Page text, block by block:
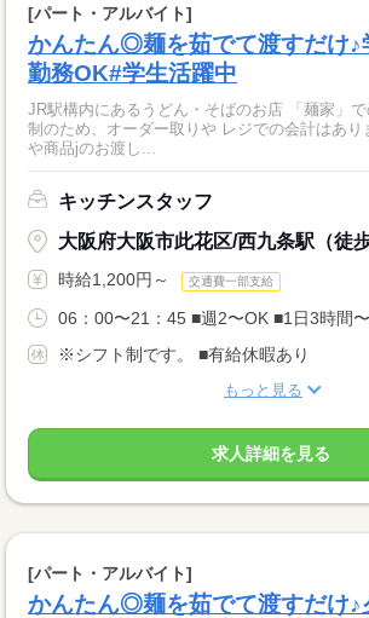
[パート・アルバイト]
かんたん◎麺を茹でて渡すだけ♪
勤務OK#学生活躍中
JR駅構内にあるうどん・そばのお店 「麺家」での
制のため、オーダー取りや レジでの会計はあり
や商品jのお渡し...
キッチンスタッフ
大阪府大阪市此花区/西九条駅（徒歩
時給1,200円～ 交通費一部支給
06：00〜21：45 ■週2〜OK ■1日3時間〜
※シフト制です。 ■有給休暇あり
もっと見る
求人詳細を見る
[パート・アルバイト]
かんたん◎麺を茹でて渡すだけ♪